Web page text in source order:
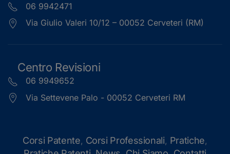
06 9942471
Via Giulio Valeri 10/12 – 00052 Cerveteri (RM)
Centro Revisioni
06 9949652
Via Settevene Palo - 00052 Cerveteri RM
Corsi Patente, Corsi Professionali, Pratiche,